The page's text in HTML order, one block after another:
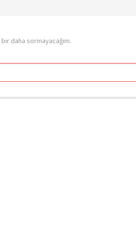
daha sormayacağım.